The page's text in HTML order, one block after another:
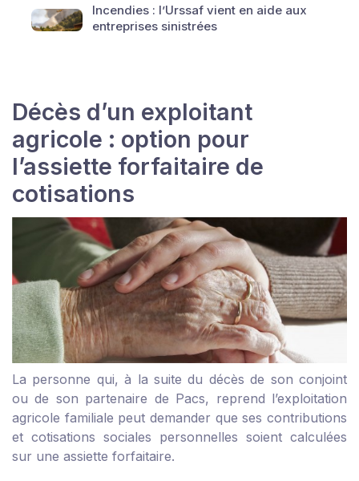
Incendies : l’Urssaf vient en aide aux
entreprises sinistrées
Décès d’un exploitant
agricole : option pour
l’assiette forfaitaire de
cotisations
La personne qui, à la suite du décès de son conjoint
ou de son partenaire de Pacs, reprend l’exploitation
agricole familiale peut demander que ses contributions
et cotisations sociales personnelles soient calculées
sur une assiette forfaitaire.